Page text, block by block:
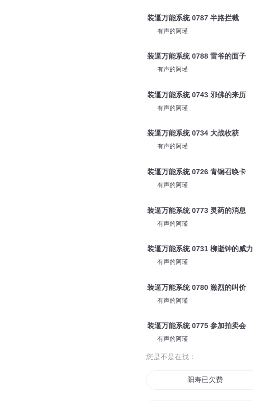
装逼万能系统 0787 半路拦截
有声的阿瑾
装逼万能系统 0788 雷爷的面子
有声的阿瑾
装逼万能系统 0743 邪佛的来历
有声的阿瑾
装逼万能系统 0734 大战收获
有声的阿瑾
装逼万能系统 0726 青铜召唤卡
有声的阿瑾
装逼万能系统 0773 灵药的消息
有声的阿瑾
装逼万能系统 0731 柳逝钟的威力
有声的阿瑾
装逼万能系统 0780 激烈的叫价
有声的阿瑾
装逼万能系统 0775 参加拍卖会
有声的阿瑾
您是不是在找：
阳寿已欠费